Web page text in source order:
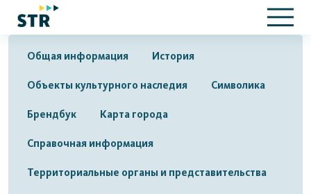
Общая информация История
Объекты культурного наследия Символика
Брендбук Карта города
Справочная информация
Территориальные органы и представительства